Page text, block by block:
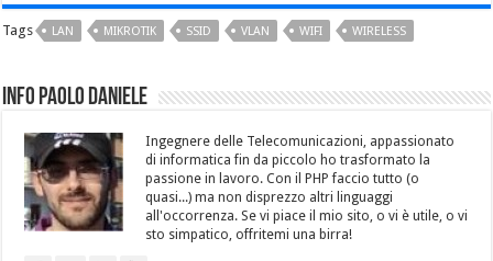
Tags LAN MIKROTIK SSID VLAN WIFI WIRELESS
Info Paolo Daniele
Ingegnere delle Telecomunicazioni, appassionato
di informatica fin da piccolo ho trasformato la
passione in lavoro. Con il PHP faccio tutto (o
quasi...) ma non disprezzo altri linguaggi
all'occorrenza. Se vi piace il mio sito, o vi è utile, o vi
sto simpatico, offritemi una birra!